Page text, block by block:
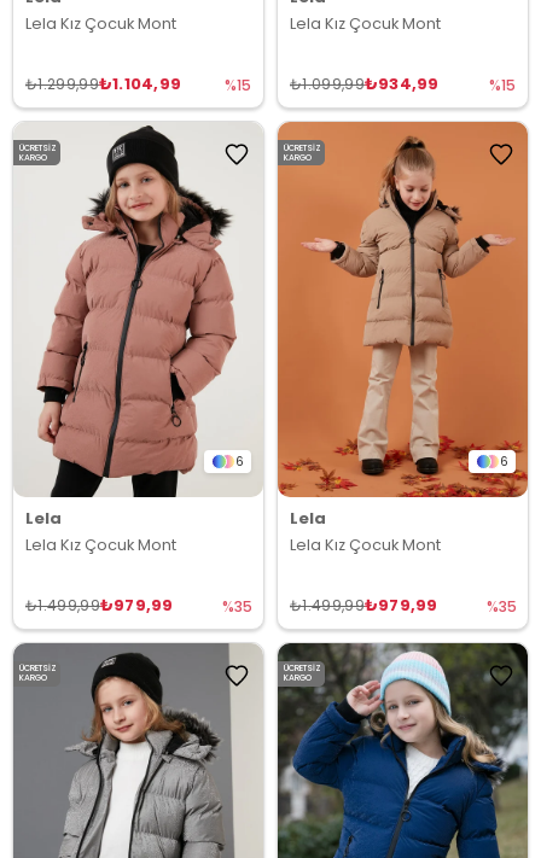
Lela Kız Çocuk Mont
₺1.104,99
₺1.299,99 %15
Lela Kız Çocuk Mont
₺934,99
₺1.099,99 %15
6
Lela
Lela Kız Çocuk Mont
₺979,99
₺1.499,99 %35
ÜCRETSIZ
KARGO
6
Lela
Lela Kız Çocuk Mont
₺979,99
₺1.499,99 %35
ÜCRETSIZ
KARGO
ÜCRETSIZ
KARGO
ÜCRETSIZ
KARGO